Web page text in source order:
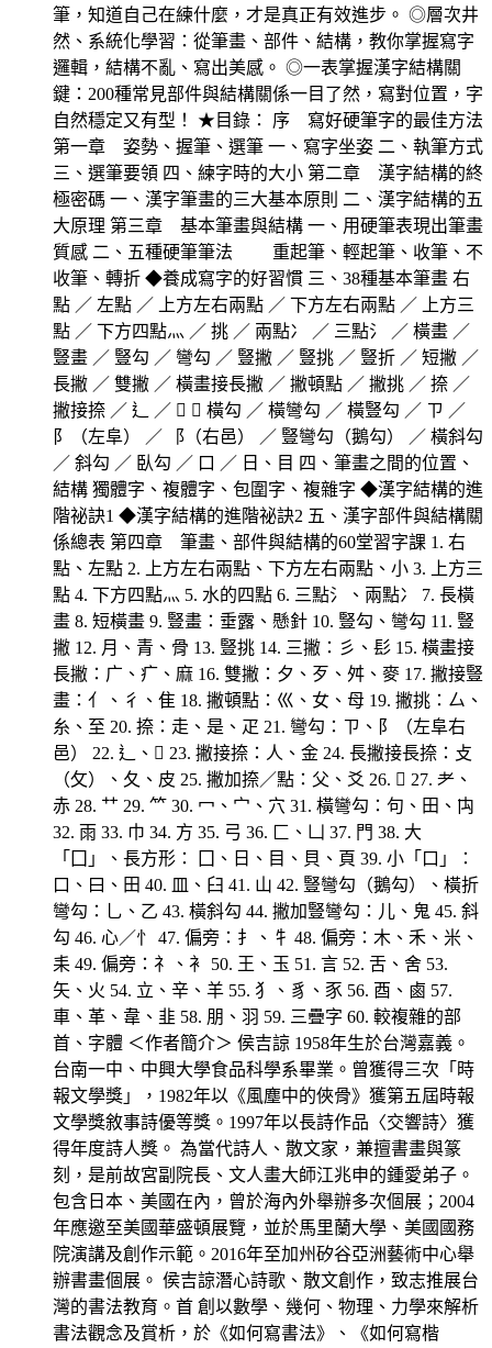
筆，知道自己在練什麼，才是真正有效進步。 ◎層次井
然、系統化學習：從筆畫、部件、結構，教你掌握寫字
邏輯，結構不亂、寫出美感。 ◎一表掌握漢字結構關
鍵：200種常見部件與結構關係一目了然，寫對位置，字
自然穩定又有型！ ★目錄： 序 寫好硬筆字的最佳方法
第一章 姿勢、握筆、選筆 一、寫字坐姿 二、執筆方式
三、選筆要領 四、練字時的大小 第二章 漢字結構的終
極密碼 一、漢字筆畫的三大基本原則 二、漢字結構的五
大原理 第三章 基本筆畫與結構 一、用硬筆表現出筆畫
質感 二、五種硬筆筆法 重起筆、輕起筆、收筆、不
收筆、轉折 ◆養成寫字的好習慣 三、38種基本筆畫 右
點 ／ 左點 ／ 上方左右兩點 ／ 下方左右兩點 ／ 上方三
點 ／ 下方四點灬 ／ 挑 ／ 兩點冫 ／ 三點氵 ／ 橫畫 ／
豎畫 ／ 豎勾 ／ 彎勾 ／ 豎撇 ／ 豎挑 ／ 豎折 ／ 短撇 ／
長撇 ／ 雙撇 ／ 橫畫接長撇 ／ 撇頓點 ／ 撇挑 ／ 捺 ／
撇接捺 ／ 辶 ／  ／ 橫勾 ／ 橫彎勾 ／ 橫豎勾 ／ ㄗ ／
阝（左阜） ／ ⻏（右邑） ／ 豎彎勾（鵝勾） ／ 橫斜勾
／ 斜勾 ／ 臥勾 ／ 口 ／ 日、目 四、筆畫之間的位置、
結構 獨體字、複體字、包圍字、複雜字 ◆漢字結構的進
階祕訣1 ◆漢字結構的進階祕訣2 五、漢字部件與結構關
係總表 第四章 筆畫、部件與結構的60堂習字課 1. 右
點、左點 2. 上方左右兩點、下方左右兩點、小 3. 上方三
點 4. 下方四點灬 5. 水的四點 6. 三點氵、兩點冫 7. 長橫
畫 8. 短橫畫 9. 豎畫：垂露、懸針 10. 豎勾、彎勾 11. 豎
撇 12. 月、青、骨 13. 豎挑 14. 三撇：彡、髟 15. 橫畫接
長撇：广、疒、麻 16. 雙撇：夕、歹、舛、麥 17. 撇接豎
畫：亻、彳、隹 18. 撇頓點：巛、女、母 19. 撇挑：厶、
糸、至 20. 捺：走、是、疋 21. 彎勾：ㄗ、阝（左阜右
邑） 22. 辶、 23. 撇接捺：人、金 24. 長撇接長捺：攴
（攵）、夂、皮 25. 撇加捺／點：父、爻 26.  27. 耂、
赤 28. 艹 29. 𥫗 30. 冖、宀、穴 31. 橫彎勾：句、田、禸
32. 雨 33. 巾 34. 方 35. 弓 36. 匚、凵 37. 門 38. 大
「囗」、長方形： 囗、日、目、貝、頁 39. 小「口」：
口、曰、田 40. 皿、臼 41. 山 42. 豎彎勾（鵝勾）、橫折
彎勾：乚、乙 43. 橫斜勾 44. 撇加豎彎勾：儿、鬼 45. 斜
勾 46. 心／忄 47. 偏旁：扌、牜 48. 偏旁：木、禾、米、
耒 49. 偏旁：礻、衤 50. 王、玉 51. 言 52. 舌、舍 53.
矢、火 54. 立、辛、羊 55. 犭、豸、豕 56. 酉、鹵 57.
車、革、韋、韭 58. 朋、羽 59. 三疊字 60. 較複雜的部
首、字體 ＜作者簡介＞ 侯吉諒 1958年生於台灣嘉義。
台南一中、中興大學食品科學系畢業。曾獲得三次「時
報文學獎」，1982年以《風塵中的俠骨》獲第五屆時報
文學獎敘事詩優等獎。1997年以長詩作品〈交響詩〉獲
得年度詩人獎。 為當代詩人、散文家，兼擅書畫與篆
刻，是前故宮副院長、文人畫大師江兆申的鍾愛弟子。
包含日本、美國在內，曾於海內外舉辦多次個展；2004
年應邀至美國華盛頓展覽，並於馬里蘭大學、美國國務
院演講及創作示範。2016年至加州矽谷亞洲藝術中心舉
辦書畫個展。 侯吉諒潛心詩歌、散文創作，致志推展台
灣的書法教育。首 創以數學、幾何、物理、力學來解析
書法觀念及賞析，於《如何寫書法》、《如何寫楷